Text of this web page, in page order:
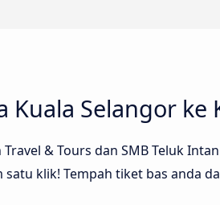
Selangor ke
& Tours dan SMB Teluk
klik! Tempah tiket bas anda